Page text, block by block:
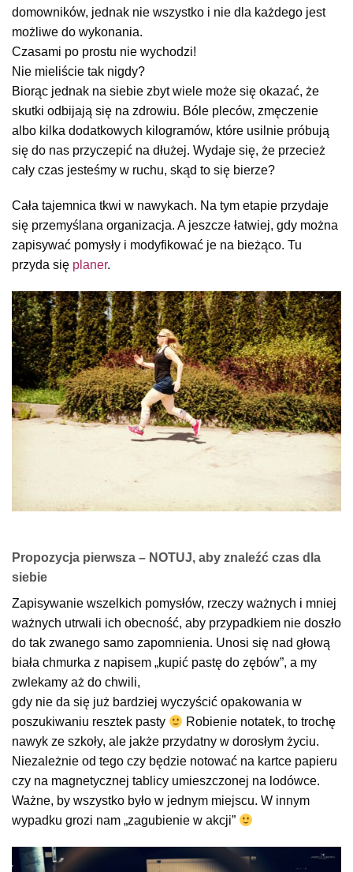
domowników, jednak nie wszystko i nie dla każdego jest
możliwe do wykonania.
Czasami po prostu nie wychodzi!
Nie mieliście tak nigdy?
Biorąc jednak na siebie zbyt wiele może się okazać, że
skutki odbijają się na zdrowiu. Bóle pleców, zmęczenie
albo kilka dodatkowych kilogramów, które usilnie próbują
się do nas przyczepić na dłużej. Wydaje się, że przecież
cały czas jesteśmy w ruchu, skąd to się bierze?
Cała tajemnica tkwi w nawykach. Na tym etapie przydaje
się przemyślana organizacja. A jeszcze łatwiej, gdy można
zapisywać pomysły i modyfikować je na bieżąco. Tu
przyda się planer.
Propozycja pierwsza – NOTUJ, aby znaleźć czas dla
siebie
Zapisywanie wszelkich pomysłów, rzeczy ważnych i mniej
ważnych utrwali ich obecność, aby przypadkiem nie doszło
do tak zwanego samo zapomnienia. Unosi się nad głową
biała chmurka z napisem „kupić pastę do zębów”, a my
zwlekamy aż do chwili,
gdy nie da się już bardziej wyczyścić opakowania w
poszukiwaniu resztek pasty
Robienie notatek, to trochę
nawyk ze szkoły, ale jakże przydatny w dorosłym życiu.
Niezależnie od tego czy będzie notować na kartce papieru
czy na magnetycznej tablicy umieszczonej na lodówce.
Ważne, by wszystko było w jednym miejscu. W innym
wypadku grozi nam „zagubienie w akcji”